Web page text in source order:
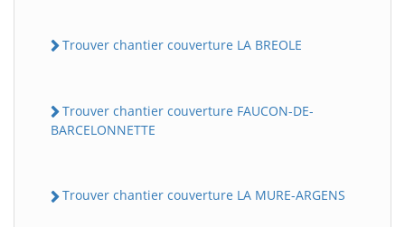
Trouver chantier couverture LA BREOLE
Trouver chantier couverture FAUCON-DE-
BARCELONNETTE
Trouver chantier couverture LA MURE-ARGENS